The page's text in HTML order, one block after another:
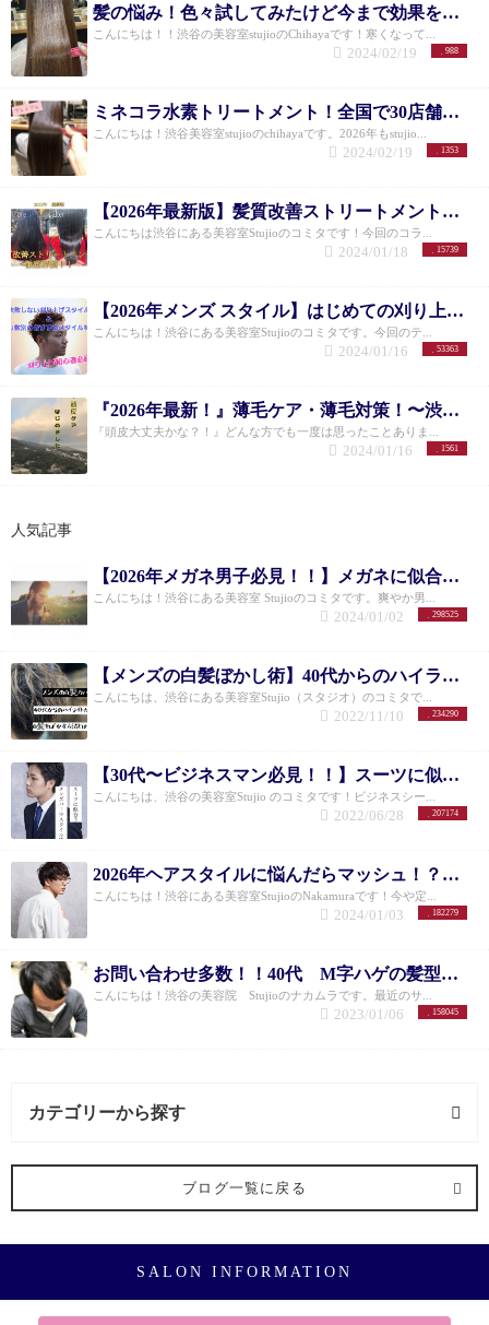
髪の悩み！色々試してみたけど今まで効果を感じられんかった方必見！！本当に解決する方法！〜ミネコラ水素トリートメントってどうなの？〜
こんにちは！！渋谷の美容室stujioのChihayaです！寒くなって...
988
2024/02/19
ミネコラ水素トリートメント！全国で30店舗限定！〜プレミアムパウダー〜
こんにちは！渋谷美容室stujioのchihayaです。2026年もstujio...
1353
2024/02/19
【2026年最新版】髪質改善ストリートメントを徹底解説！！
こんにちは渋谷にある美容室Stujioのコミタです！今回のコラ...
15739
2024/01/18
【2026年メンズ スタイル】はじめての刈り上げスタイル&ミリ数別のおすすめスタイル
こんにちは！渋谷にある美容室Stujioのコミタです。今回のテ...
53363
2024/01/16
『2026年最新！』薄毛ケア・薄毛対策！〜渋谷美容室〜実際にやってよかった薄毛ケア！！↓
『頭皮大丈夫かな？！』どんな方でも一度は思ったことありま...
1561
2024/01/16
人気記事
【2026年メガネ男子必見！！】メガネに似合うメンズショートヘア10選
こんにちは！渋谷にある美容室 Stujioのコミタです。爽やか男...
298525
2024/01/02
【メンズの白髪ぼかし術】40代からのハイライトカラーで格好良く白髪をぼかす方法とは！！
こんにちは、渋谷にある美容室Stujio（スタジオ）のコミタで...
234290
2022/11/10
【30代〜ビジネスマン必見！！】スーツに似合うメンズパーマスタイル特集
こんにちは、渋谷の美容室Stujio のコミタです！ビジネスシー...
207174
2022/06/28
2026年ヘアスタイルに悩んだらマッシュ！？メンズのお悩み解決できる11選！
こんにちは！渋谷にある美容室StujioのNakamuraです！今や定...
182279
2024/01/03
お問い合わせ多数！！40代 M字ハゲの髪型はこれ！
こんにちは！渋谷の美容院 Stujioのナカムラです。最近のサ...
158045
2023/01/06
カテゴリーから探す
ミネコラ (3記事)
ブログ一覧に戻る
SALON INFORMATION